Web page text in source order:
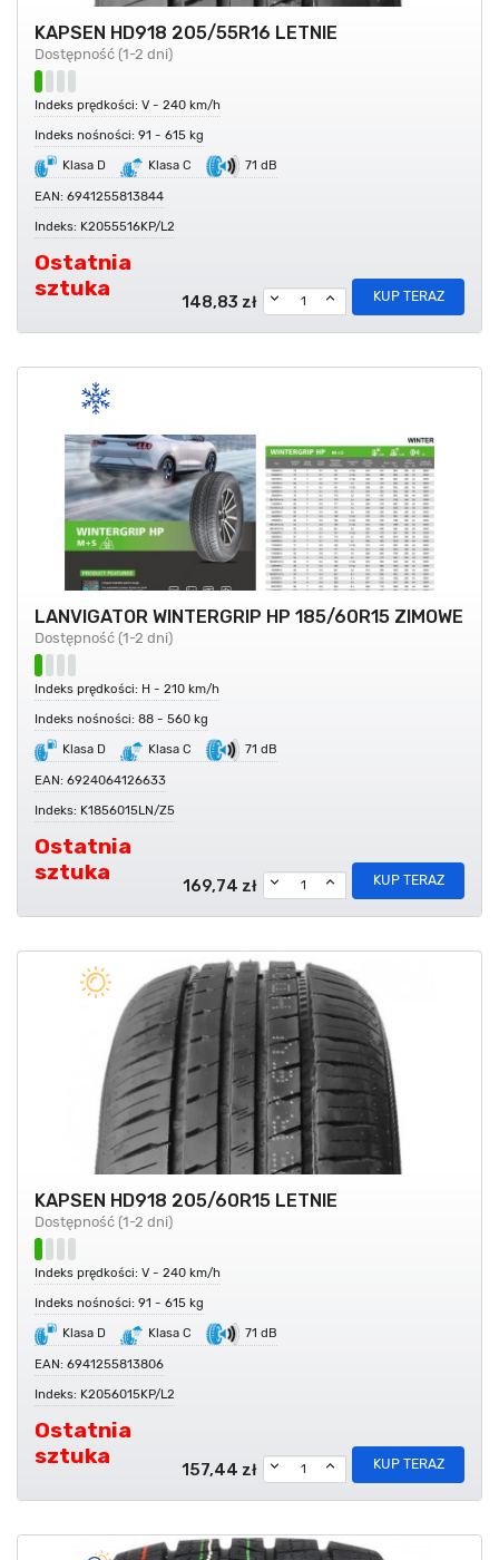
KAPSEN HD918 205/55R16 LETNIE
Dostępność (1-2 dni)
Indeks prędkości: V - 240 km/h
Indeks nośności: 91 - 615 kg
Klasa D
Klasa C 71 dB
EAN: 6941255813844
Indeks: K2055516KP/L2
Ostatnia
sztuka
148,83 zł KUP TERAZ
LANVIGATOR WINTERGRIP HP 185/60R15 ZIMOWE
Dostępność (1-2 dni)
Indeks prędkości: H - 210 km/h
Indeks nośności: 88 - 560 kg
Klasa D
Klasa C 71 dB
EAN: 6924064126633
Indeks: K1856015LN/Z5
Ostatnia
sztuka
169,74 zł KUP TERAZ
KAPSEN HD918 205/60R15 LETNIE
Dostępność (1-2 dni)
Indeks prędkości: V - 240 km/h
Indeks nośności: 91 - 615 kg
Klasa D
Klasa C 71 dB
EAN: 6941255813806
Indeks: K2056015KP/L2
Ostatnia
sztuka
157,44 zł KUP TERAZ